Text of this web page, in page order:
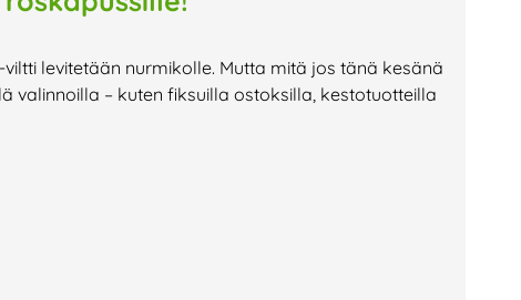
levitetään nurmikolle. Mutta mitä jos tänä kesänä
valinnoilla – kuten fiksuilla ostoksilla, kestotuotteilla